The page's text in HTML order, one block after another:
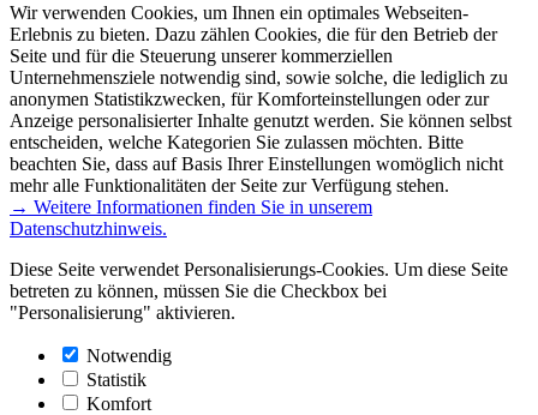
Wir verwenden Cookies, um Ihnen ein optimales Webseiten-
Erlebnis zu bieten. Dazu zählen Cookies, die für den Betrieb der
Seite und für die Steuerung unserer kommerziellen
Unternehmensziele notwendig sind, sowie solche, die lediglich zu
anonymen Statistikzwecken, für Komforteinstellungen oder zur
Anzeige personalisierter Inhalte genutzt werden. Sie können selbst
entscheiden, welche Kategorien Sie zulassen möchten. Bitte
beachten Sie, dass auf Basis Ihrer Einstellungen womöglich nicht
mehr alle Funktionalitäten der Seite zur Verfügung stehen.
→ Weitere Informationen finden Sie in unserem
Datenschutzhinweis.
Diese Seite verwendet Personalisierungs-Cookies. Um diese Seite
betreten zu können, müssen Sie die Checkbox bei
"Personalisierung" aktivieren.
Notwendig
Statistik
Komfort